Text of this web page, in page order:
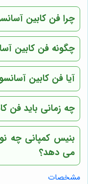
چرا فن کابین
چگونه فن کابین
آیا فن کابین
چه زمانی باید فن
بنیس کمپانی چه
می دهد؟
مشخصات